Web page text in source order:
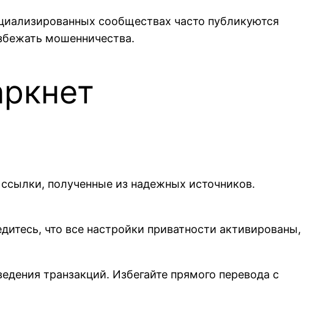
сообществах часто публикуются
мошенничества.
полученные из надежных источников.
что все настройки приватности активированы,
транзакций. Избегайте прямого перевода с